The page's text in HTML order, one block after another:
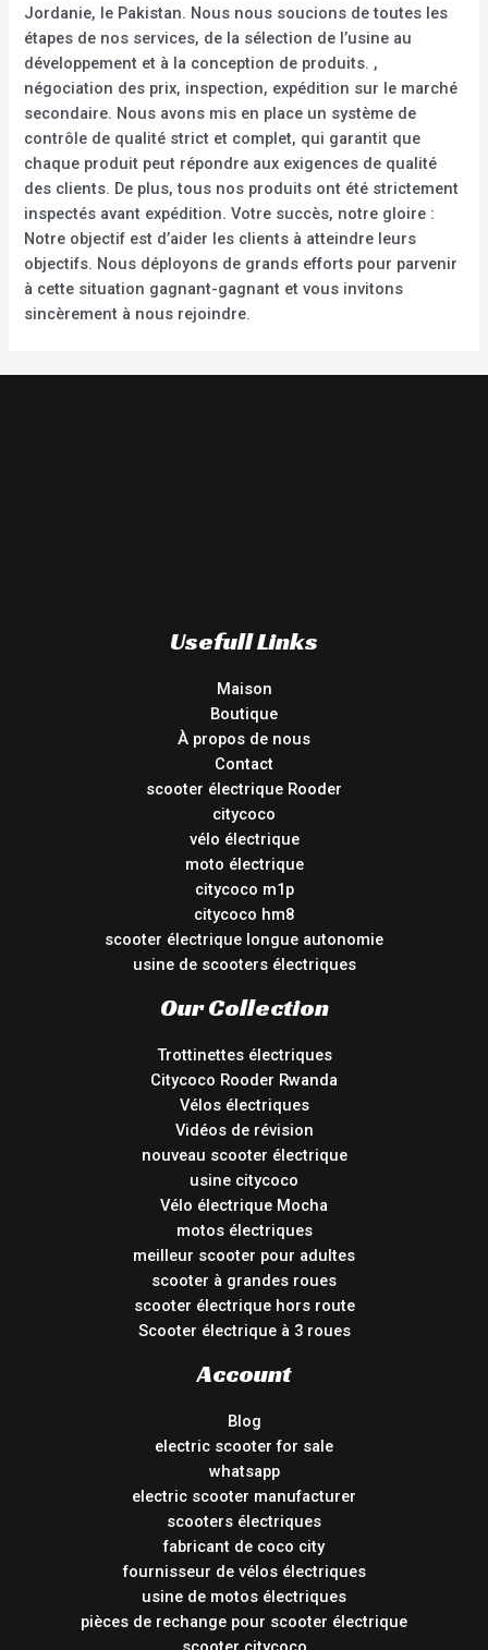
Jordanie, le Pakistan. Nous nous soucions de toutes les
étapes de nos services, de la sélection de l’usine au
développement et à la conception de produits. ,
négociation des prix, inspection, expédition sur le marché
secondaire. Nous avons mis en place un système de
contrôle de qualité strict et complet, qui garantit que
chaque produit peut répondre aux exigences de qualité
des clients. De plus, tous nos produits ont été strictement
inspectés avant expédition. Votre succès, notre gloire :
Notre objectif est d’aider les clients à atteindre leurs
objectifs. Nous déployons de grands efforts pour parvenir
à cette situation gagnant-gagnant et vous invitons
sincèrement à nous rejoindre.
Usefull Links
Maison
Boutique
À propos de nous
Contact
scooter électrique Rooder
citycoco
vélo électrique
moto électrique
citycoco m1p
citycoco hm8
scooter électrique longue autonomie
usine de scooters électriques
Our Collection
Trottinettes électriques
Citycoco Rooder Rwanda
Vélos électriques
Vidéos de révision
nouveau scooter électrique
usine citycoco
Vélo électrique Mocha
motos électriques
meilleur scooter pour adultes
scooter à grandes roues
scooter électrique hors route
Scooter électrique à 3 roues
Account
Blog
electric scooter for sale
whatsapp
electric scooter manufacturer
scooters électriques
fabricant de coco city
fournisseur de vélos électriques
usine de motos électriques
pièces de rechange pour scooter électrique